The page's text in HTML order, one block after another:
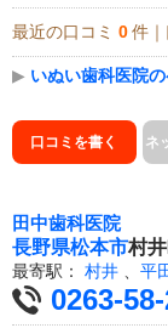
最近の口コミ 0 件
▶ いぬい歯科医院
口コミを書く ネ
田中歯科医院
長野県松本市村
最寄駅： 村井 、 平
0263-